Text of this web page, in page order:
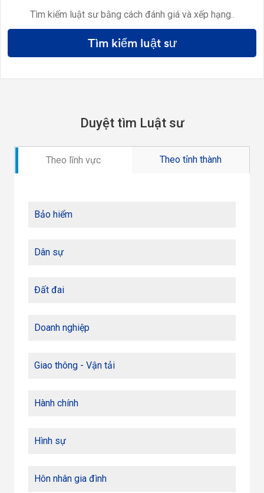
Tìm kiếm luật sư bằng cách đánh giá và xếp hạng..
Tìm kiếm luật sư
Duyệt tìm Luật sư
Theo lĩnh vực Theo tỉnh thành
Bảo hiểm
Dân sự
Đất đai
Doanh nghiệp
Giao thông - Vận tải
Hành chính
Hình sự
Hôn nhân gia đình